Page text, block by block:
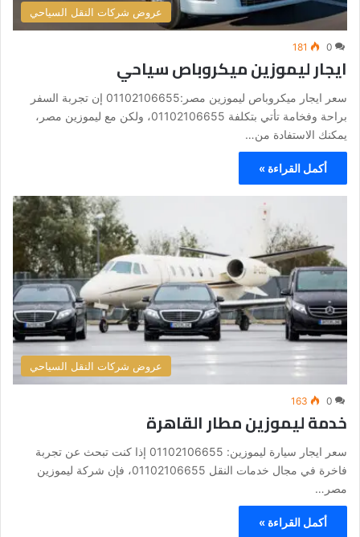
عروض شركات النقل السياحي
0
181
ايجار ليموزين ميكروباص سياحي
سعر ايجار ميكروباص ليموزين مصر:01102106655 إن تجربة السفر
براحة وفخامة تأتي بتكلفة 01102106655، ولكن مع ليموزين مصر،
يمكنك الاستفادة من…
أكمل القراءة »
عروض شركات النقل السياحي
0
163
خدمة ليموزين مطار القاهرة
سعر ايجار سيارة ليموزين: 01102106655 إذا كنت تبحث عن تجربة
فاخرة في مجال خدمات النقل 01102106655، فإن شركة ليموزين
مصر…
أكمل القراءة »